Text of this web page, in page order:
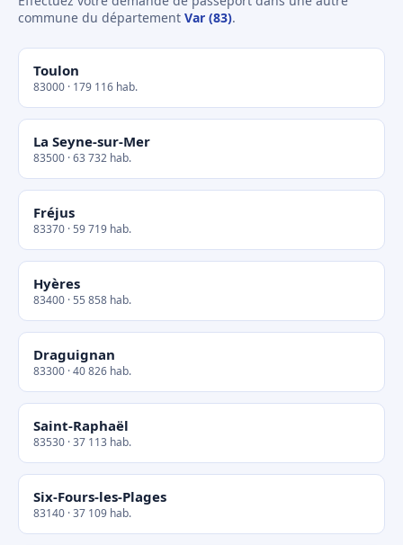
commune du département Var (83).
Toulon
83000 · 179 116 hab.
La Seyne-sur-Mer
83500 · 63 732 hab.
Fréjus
83370 · 59 719 hab.
Hyères
83400 · 55 858 hab.
Draguignan
83300 · 40 826 hab.
Saint-Raphaël
83530 · 37 113 hab.
Six-Fours-les-Plages
83140 · 37 109 hab.